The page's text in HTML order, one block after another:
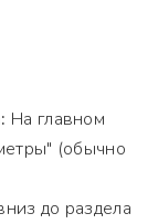
На главном
(обычно
до раздела